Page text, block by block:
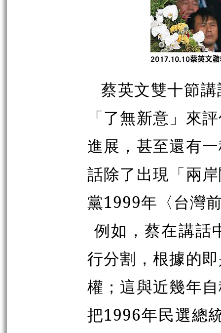
蔡英文雙十節
「了無新意」來
進展，甚至還有
話除了出現「兩
黨1999年〈台灣
例如，蔡在講話
行分割，根據的
權；這與近幾年
把1996年民選總